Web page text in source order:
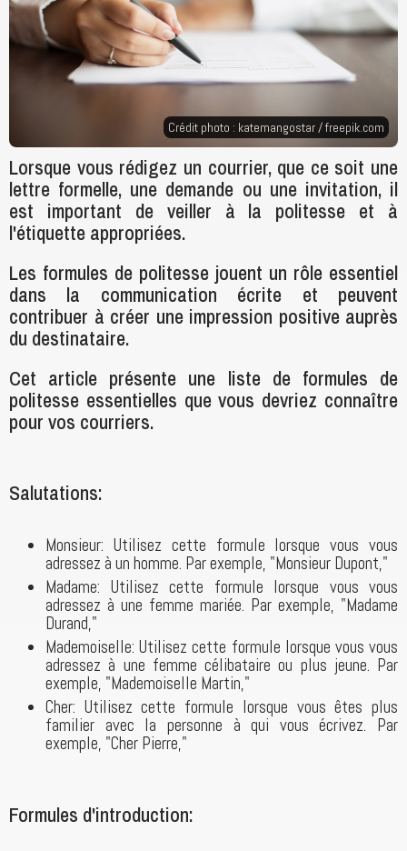
Crédit photo : katemangostar /freepik.com
Lorsque vous rédigez un courrier, que ce soit une
lettre formelle, une demande ou une invitation, il
est important de veiller à la politesse et à
l'étiquette appropriées.
Les formules de politesse jouent un rôle essentiel
dans la communication écrite et peuvent
contribuer à créer une impression positive auprès
du destinataire.
Cet article présente une liste de formules de
politesse essentielles que vous devriez connaître
pour vos courriers.
Salutations:
Monsieur: Utilisez cette formule lorsque vous vous
adressez à un homme. Par exemple, "Monsieur Dupont,"
Madame: Utilisez cette formule lorsque vous vous
adressez à une femme mariée. Par exemple, "Madame
Durand,"
Mademoiselle: Utilisez cette formule lorsque vous vous
adressez à une femme célibataire ou plus jeune. Par
exemple, "Mademoiselle Martin,"
Cher: Utilisez cette formule lorsque vous êtes plus
familier avec la personne à qui vous écrivez. Par
exemple, "Cher Pierre,"
Formules d'introduction: